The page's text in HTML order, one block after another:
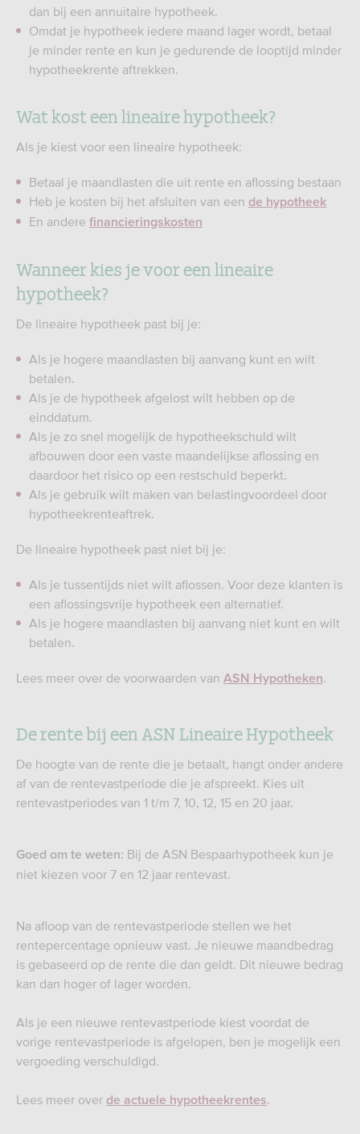
dan bij een annuïtaire hypotheek.
Omdat je hypotheek iedere maand lager wordt, betaal
je minder rente en kun je gedurende de looptijd minder
hypotheekrente aftrekken.
Wat kost een lineaire hypotheek?
Als je kiest voor een lineaire hypotheek:
Betaal je maandlasten die uit rente en aflossing bestaan
Heb je kosten bij het afsluiten van een de hypotheek
En andere financieringskosten
Wanneer kies je voor een lineaire
hypotheek?
De lineaire hypotheek past bij je:
Als je hogere maandlasten bij aanvang kunt en wilt
betalen.
Als je de hypotheek afgelost wilt hebben op de
einddatum.
Als je zo snel mogelijk de hypotheekschuld wilt
afbouwen door een vaste maandelijkse aflossing en
daardoor het risico op een restschuld beperkt.
Als je gebruik wilt maken van belastingvoordeel door
hypotheekrenteaftrek.
De lineaire hypotheek past niet bij je:
Als je tussentijds niet wilt aflossen. Voor deze klanten is
een aflossingsvrije hypotheek een alternatief.
Als je hogere maandlasten bij aanvang niet kunt en wilt
betalen.
Lees meer over de voorwaarden van ASN Hypotheken.
De rente bij een ASN Lineaire Hypotheek
De hoogte van de rente die je betaalt, hangt onder andere
af van de rentevastperiode die je afspreekt. Kies uit
rentevastperiodes van 1 t/m 7, 10, 12, 15 en 20 jaar.
Goed om te weten: Bij de ASN Bespaarhypotheek kun je
niet kiezen voor 7 en 12 jaar rentevast.
Na afloop van de rentevastperiode stellen we het
rentepercentage opnieuw vast. Je nieuwe maandbedrag
is gebaseerd op de rente die dan geldt. Dit nieuwe bedrag
kan dan hoger of lager worden.
Als je een nieuwe rentevastperiode kiest voordat de
vorige rentevastperiode is afgelopen, ben je mogelijk een
vergoeding verschuldigd.
Lees meer over de actuele hypotheekrentes.